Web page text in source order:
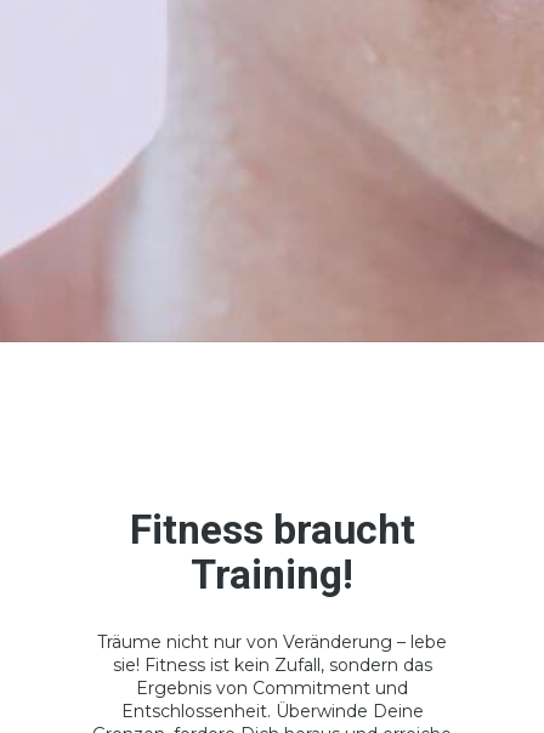
Fitness braucht
Training!
Träume nicht nur von Veränderung – lebe
sie! Fitness ist kein Zufall, sondern das
Ergebnis von Commitment und
Entschlossenheit. Überwinde Deine